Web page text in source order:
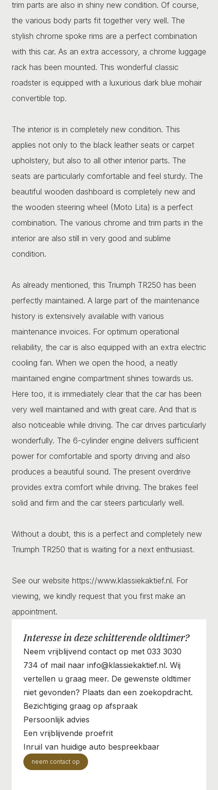
trim parts are also in shiny new condition. Of course,
the various body parts fit together very well. The
stylish chrome spoke rims are a perfect combination
with this car. As an extra accessory, a chrome luggage
rack has been mounted. This wonderful classic
roadster is equipped with a luxurious dark blue mohair
convertible top.
The interior is in completely new condition. This
applies not only to the black leather seats or carpet
upholstery, but also to all other interior parts. The
seats are particularly comfortable and feel sturdy. The
beautiful wooden dashboard is completely new and
the wooden steering wheel (Moto Lita) is a perfect
combination. The various chrome and trim parts in the
interior are also still in very good and sublime
condition.
As already mentioned, this Triumph TR250 has been
perfectly maintained. A large part of the maintenance
history is extensively available with various
maintenance invoices. For optimum operational
reliability, the car is also equipped with an extra electric
cooling fan. When we open the hood, a neatly
maintained engine compartment shines towards us.
Here too, it is immediately clear that the car has been
very well maintained and with great care. And that is
also noticeable while driving. The car drives particularly
wonderfully. The 6-cylinder engine delivers sufficient
power for comfortable and sporty driving and also
produces a beautiful sound. The present overdrive
provides extra comfort while driving. The brakes feel
solid and firm and the car steers particularly well.
Without a doubt, this is a perfect and completely new
Triumph TR250 that is waiting for a next enthusiast.
See our website https://www.klassiekaktief.nl. For
viewing, we kindly request that you first make an
appointment.
Interesse in deze schitterende oldtimer?
Neem vrijblijvend contact op met 033 3030
734 of mail naar info@klassiekaktief.nl. Wij
vertellen u graag meer. De gewenste oldtimer
niet gevonden? Plaats dan een zoekopdracht.
Bezichtiging graag op afspraak
Persoonlijk advies
Een vrijblijvende proefrit
Inruil van huidige auto bespreekbaar
neem contact op